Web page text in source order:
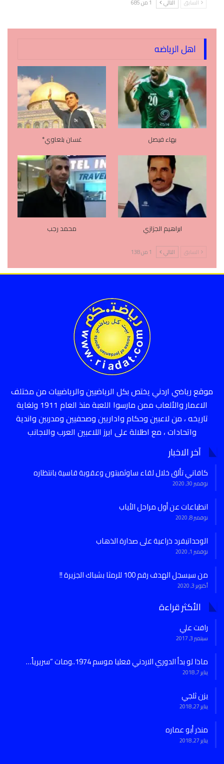
السابق التالي 1 من 685
اهل الرياضه
بهاء فيصل غسان بلعاوي*
ابراهيم الجزازي محمد رجب
السابق التالي 1 من 138
موقع رياضي اردني يختص بكل الرياضيين والرياضييات من مختلف
الاعمار والألعاب ممن مارسوا اللعبة منذ العام 1911 ولغاية
تاريخه ، من لاعبين وحكام واداريين وصحفيين ومدربين واندية
واتحادات ، مع اطلالة على ابرز اللاعبين العرب والاجانب
آخر الاخبار
كافاني تألق خلال لقاء ساوثمبتون وعقوبة قاسية بانتظاره
نوفمبر 30, 2020
انطباعات عن أول مراحل الأياب
نوفمبر 8, 2020
الوحداتيفرد ذراعية على صدارة الذهاب
نوفمبر 1, 2020
من سيسجل الهدف رقم 100 للرمثا بشباك الجزيرة !!
أكتوبر 3, 2020
الأكثر قراءة
رافت علي
سبتمبر 3, 2017
ماذا لو بدأ الدوري الاردني فعليا موسم 1974..ومات “سريرياً…
يناير 7, 2018
يزن ثلجي
يناير 27, 2018
منذر أبو عماره
يناير 27, 2018